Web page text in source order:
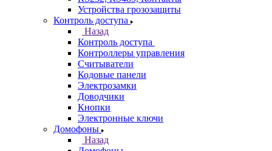
Устройства грозозащиты
Контроль доступа
Назад
Контроль доступа
Контроллеры управления
Считыватели
Кодовые панели
Электрозамки
Доводчики
Кнопки
Электронные ключи
Домофоны
Назад